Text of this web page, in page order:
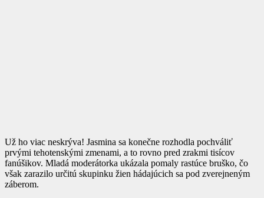
Už ho viac neskrýva! Jasmina sa konečne rozhodla pochváliť
prvými tehotenskými zmenami, a to rovno pred zrakmi tisícov
fanúšikov. Mladá moderátorka ukázala pomaly rastúce bruško, čo
však zarazilo určitú skupinku žien hádajúcich sa pod zverejneným
záberom.